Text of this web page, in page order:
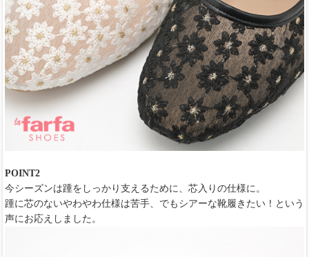
POINT2
今シーズンは踵をしっかり支えるために、芯入りの仕様に。
踵に芯のないやわやわ仕様は苦手、でもシアーな靴履きたい！という
声にお応えしました。